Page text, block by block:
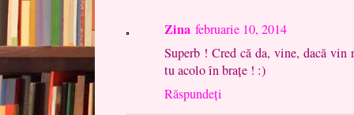
Zina februarie 10, 2014
Superb ! Cred că da, vine, dacă
tu acolo în brațe ! :)
Răspundeți